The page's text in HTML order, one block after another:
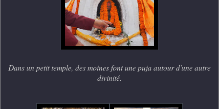
Dans un petit temple, des moines font une puja autour d'une autre
divinité.